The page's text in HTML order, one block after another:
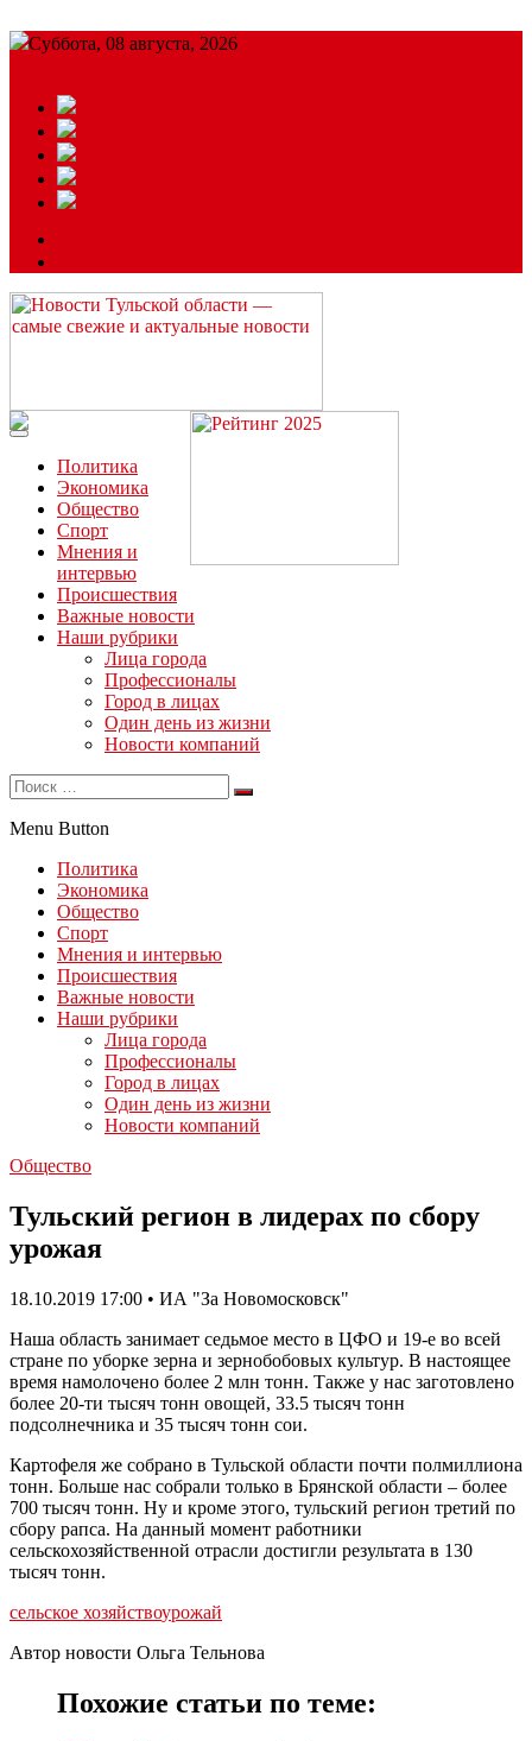
Суббота, 08 августа, 2026
Читайте последние новости дня в Тульской области на сайте
“ЗаНовомосковск”
Политика
Экономика
Общество
Спорт
Мнения и
интервью
Происшествия
Важные новости
Наши рубрики
Лица города
Профессионалы
Город в лицах
Один день из жизни
Новости компаний
Menu Button
Политика
Экономика
Общество
Спорт
Мнения и интервью
Происшествия
Важные новости
Наши рубрики
Лица города
Профессионалы
Город в лицах
Один день из жизни
Новости компаний
Общество
Тульский регион в лидерах по сбору
урожая
18.10.2019 17:00 • ИА "За Новомосковск"
Наша область занимает седьмое место в ЦФО и 19-е во всей
стране по уборке зерна и зернобобовых культур. В настоящее
время намолочено более 2 млн тонн. Также у нас заготовлено
более 20-ти тысяч тонн овощей, 33.5 тысяч тонн
подсолнечника и 35 тысяч тонн сои.
Картофеля же собрано в Тульской области почти полмиллиона
тонн. Больше нас собрали только в Брянской области – более
700 тысяч тонн. Ну и кроме этого, тульский регион третий по
сбору рапса. На данный момент работники
сельскохозяйственной отрасли достигли результата в 130
тысяч тонн.
сельское хозяйствоурожай
Автор новости Ольга Тельнова
Похожие статьи по теме: